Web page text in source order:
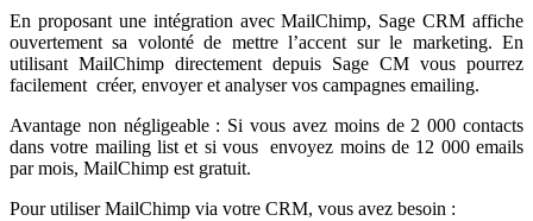
En proposant une intégration avec MailChimp, Sage CRM affiche
ouvertement sa volonté de mettre l’accent sur le marketing. En
utilisant MailChimp directement depuis Sage CM vous pourrez
facilement créer, envoyer et analyser vos campagnes emailing.
Avantage non négligeable : Si vous avez moins de 2 000 contacts
dans votre mailing list et si vous envoyez moins de 12 000 emails
par mois, MailChimp est gratuit.
Pour utiliser MailChimp via votre CRM, vous avez besoin :